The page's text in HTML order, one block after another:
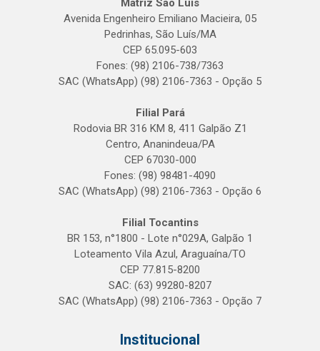
Matriz São Luís
Avenida Engenheiro Emiliano Macieira, 05
Pedrinhas, São Luís/MA
CEP 65.095-603
Fones: (98) 2106-738/7363
SAC (WhatsApp) (98) 2106-7363 - Opção 5
Filial Pará
Rodovia BR 316 KM 8, 411 Galpão Z1
Centro, Ananindeua/PA
CEP 67030-000
Fones: (98) 98481-4090
SAC (WhatsApp) (98) 2106-7363 - Opção 6
Filial Tocantins
BR 153, n°1800 - Lote n°029A, Galpão 1
Loteamento Vila Azul, Araguaína/TO
CEP 77.815-8200
SAC: (63) 99280-8207
SAC (WhatsApp) (98) 2106-7363 - Opção 7
Institucional